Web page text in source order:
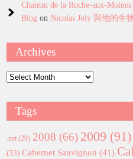
Chateau de la Roche-aux-
Blog onNicolas Joly 與他的生
Archives
Archives
Tags
.net (29) 2008 (66) 2009 (91)
(33) Cabernet Sauvignon (41)